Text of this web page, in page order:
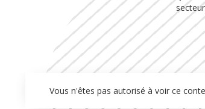
Vous n'êtes pas autorisé à voir ce